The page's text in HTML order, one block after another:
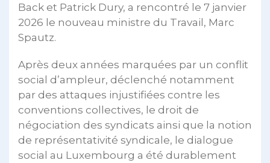
Back et Patrick Dury, a rencontré le 7 janvier
2026 le nouveau ministre du Travail, Marc
Spautz.
Après deux années marquées par un conflit
social d’ampleur, déclenché notamment
par des attaques injustifiées contre les
conventions collectives, le droit de
négociation des syndicats ainsi que la notion
de représentativité syndicale, le dialogue
social au Luxembourg a été durablement